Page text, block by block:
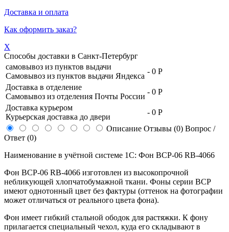
Доставка и оплата
Как оформить заказ?
X
Способы доставки в Санкт-Петербург
самовывоз из пунктов выдачи
Самовывоз из пунктов выдачи Яндекса
- 0 Р
Доставка в отделение
Самовывоз из отделения Почты России
- 0 Р
Доставка курьером
Курьерская доставка до двери
- 0 Р
Описание Отзывы (0) Вопрос /
Ответ (0)
Наименование в учётной системе 1С: Фон BCP-06 RB-4066
Фон BCP-06 RB-4066 изготовлен из высокопрочной
небликующей хлопчатобумажной ткани. Фоны серии BCP
имеют однотонный цвет без фактуры (оттенок на фотографии
может отличаться от реального цвета фона).
Фон имеет гибкий стальной ободок для растяжки. К фону
прилагается специальный чехол, куда его складывают в